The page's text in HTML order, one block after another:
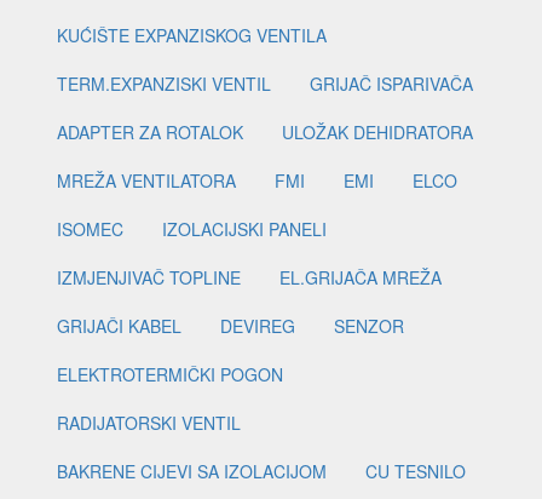
KUĆIŠTE EXPANZISKOG VENTILA
TERM.EXPANZISKI VENTIL
GRIJAČ ISPARIVAČA
ADAPTER ZA ROTALOK
ULOŽAK DEHIDRATORA
MREŽA VENTILATORA
FMI EMI
ELCO
ISOMEC
IZOLACIJSKI PANELI
IZMJENJIVAČ TOPLINE
EL.GRIJAČA MREŽA
GRIJAČI KABEL
DEVIREG
SENZOR
ELEKTROTERMIČKI POGON
RADIJATORSKI VENTIL
BAKRENE CIJEVI SA IZOLACIJOM
CU TESNILO